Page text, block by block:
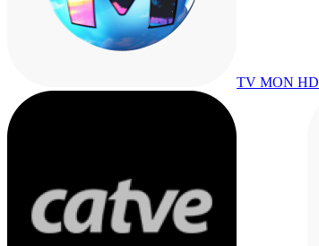
TV MON HD